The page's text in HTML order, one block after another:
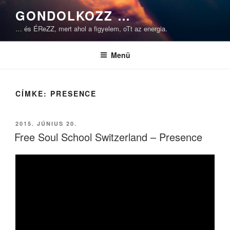
Tartalomhoz
GONDOLKOZZ …
… és ÉReZZ, mert ahol a figyelem, oTt az energia.
Menü
CÍMKE: PRESENCE
BEKÜLDVE:
2015. JÚNIUS 20.
Free Soul School Switzerland – Presence